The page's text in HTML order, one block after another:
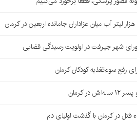
شهر جیرفت در اولویت رسیدگی قضایی
رفع سوءتغذیه کودکان کرمان
کرمان
در کرمان با گذشت اولیای دم